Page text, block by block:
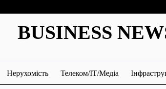
BUSINESS
Нерухомість Телеком/ІТ/Медіа